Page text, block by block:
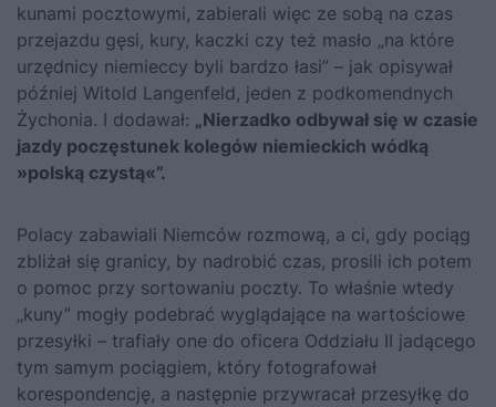
kunami pocztowymi, zabierali więc ze sobą na czas
przejazdu gęsi, kury, kaczki czy też masło „na które
urzędnicy niemieccy byli bardzo łasi” – jak opisywał
później Witold Langenfeld, jeden z podkomendnych
Żychonia. I dodawał: „Nierzadko odbywał się w czasie
jazdy poczęstunek kolegów niemieckich wódką
»polską czystą«”.
Polacy zabawiali Niemców rozmową, a ci, gdy pociąg
zbliżał się granicy, by nadrobić czas, prosili ich potem
o pomoc przy sortowaniu poczty. To właśnie wtedy
„kuny” mogły podebrać wyglądające na wartościowe
przesyłki – trafiały one do oficera Oddziału II jadącego
tym samym pociągiem, który fotografował
korespondencję, a następnie przywracał przesyłkę do